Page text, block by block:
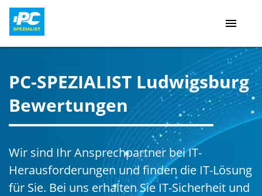
menu
PC-SPEZIALIST Ludwigsburg
Bewertungen
Wir sind Ihr Ansprechpartner bei IT-
Herausforderungen und finden die IT-Lösung
für Sie. Bei uns erhalten Sie IT-Sicherheit und